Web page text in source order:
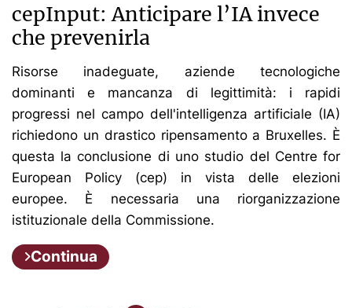
cepInput: Anticipare l’IA invece
che prevenirla
Risorse inadeguate, aziende tecnologiche
dominanti e mancanza di legittimità: i rapidi
progressi nel campo dell'intelligenza artificiale (IA)
richiedono un drastico ripensamento a Bruxelles. È
questa la conclusione di uno studio del Centre for
European Policy (cep) in vista delle elezioni
europee. È necessaria una riorganizzazione
istituzionale della Commissione.
Continua